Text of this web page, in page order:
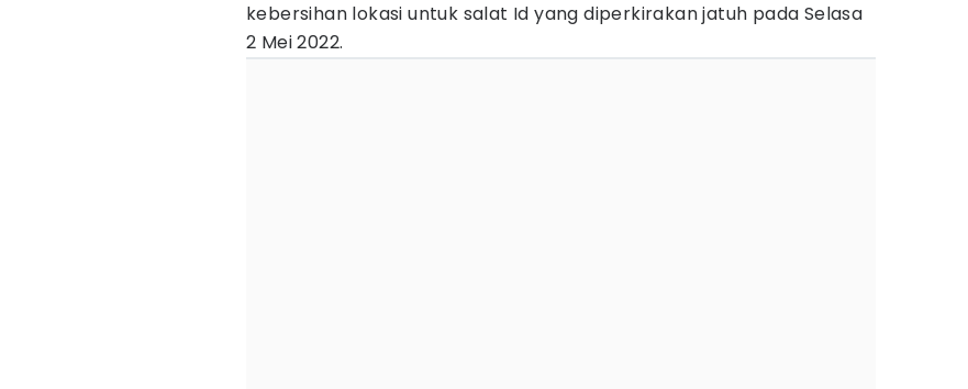
kebersihan lokasi untuk salat Id yang diperkirakan jatuh pada Selasa
2 Mei 2022.